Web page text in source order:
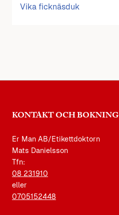
Vika ficknäsduk
KONTAKT OCH BOKNING
Er Man AB/Etikettdoktorn
Mats Danielsson
Tfn:
08 231910
eller
0705152448